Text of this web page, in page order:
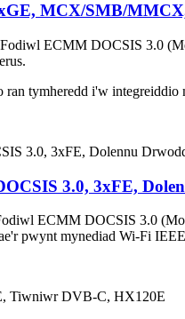
MCX/SMB/
ECMM DOCSIS 3.0
tymheredd i'w
3.0, 3xFE,
ECMM DOCSIS 3.0
pwynt mynediad Wi-Fi